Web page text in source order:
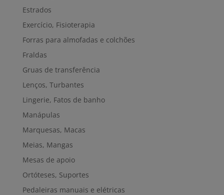
Estrados
Exercício, Fisioterapia
Forras para almofadas e colchões
Fraldas
Gruas de transferência
Lenços, Turbantes
Lingerie, Fatos de banho
Manápulas
Marquesas, Macas
Meias, Mangas
Mesas de apoio
Ortóteses, Suportes
Pedaleiras manuais e elétricas